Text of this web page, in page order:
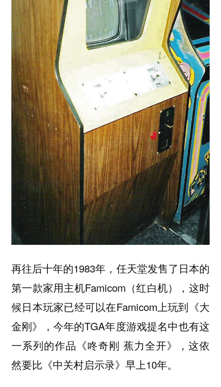
再往后十年的1983年，任天堂发售了日本的
第一款家用主机Famicom（红白机），这时
候日本玩家已经可以在Famicom上玩到《大
金刚》，今年的TGA年度游戏提名中也有这
一系列的作品《咚奇刚 蕉力全开》，这依
然要比《中关村启示录》早上10年。